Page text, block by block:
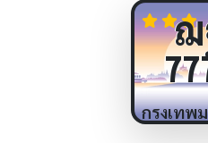
กรุงเทพ